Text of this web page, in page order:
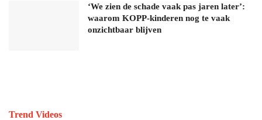
‘We zien de schade vaak pas jaren later’:
waarom KOPP-kinderen nog te vaak
onzichtbaar blijven
Trend Videos